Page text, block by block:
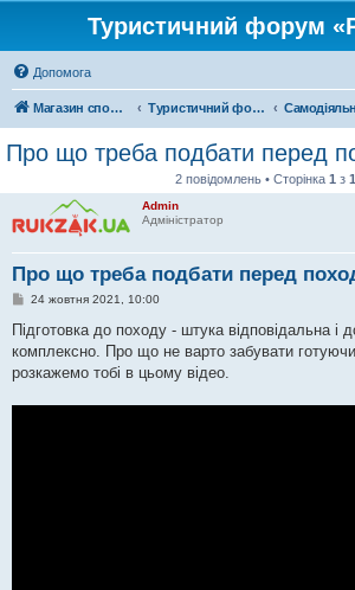
Туристичний форум
Допомога
Магазин спорядження Туристичний форум «Рюкзак»
Про що треба подбати перед
2 повідомлень • Сторінка 1 з 1
Admin
Адміністратор
Про що треба подбати перед
П
в
і
д
о
24 жовтня 2021, 10:00
Підготовка до походу - штука відповідальна і
комплексно. Про що не варто забувати
розкажемо тобі в цьому відео.